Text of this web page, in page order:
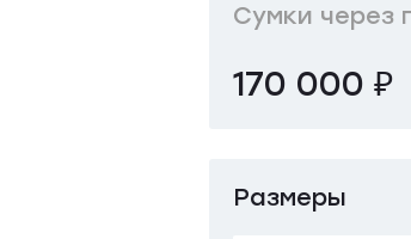
Сумки через
170 000 ₽
Размеры